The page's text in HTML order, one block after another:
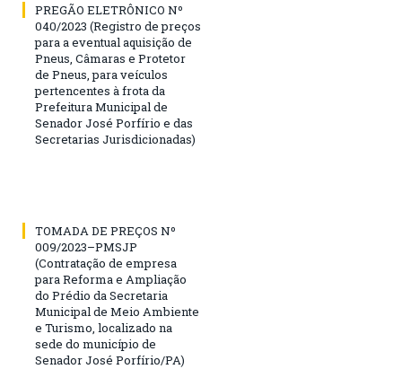
PREGÃO ELETRÔNICO Nº
040/2023 (Registro de preços
para a eventual aquisição de
Pneus, Câmaras e Protetor
de Pneus, para veículos
pertencentes à frota da
Prefeitura Municipal de
Senador José Porfírio e das
Secretarias Jurisdicionadas)
TOMADA DE PREÇOS Nº
009/2023–PMSJP
(Contratação de empresa
para Reforma e Ampliação
do Prédio da Secretaria
Municipal de Meio Ambiente
e Turismo, localizado na
sede do município de
Senador José Porfírio/PA)